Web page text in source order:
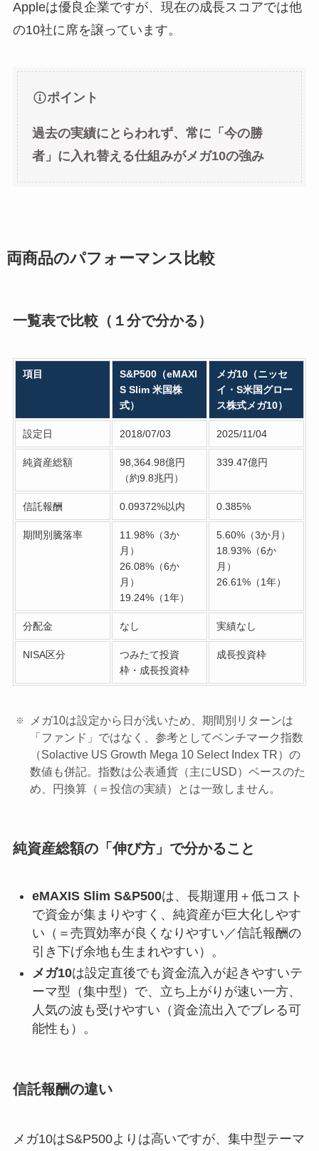
Appleは優良企業ですが、現在の成長スコアでは他
の10社に席を譲っています。
ポイント
過去の実績にとらわれず、常に「今の勝
者」に入れ替える仕組みがメガ10の強み
両商品のパフォーマンス比較
一覧表で比較（１分で分かる）
項目
S&P500（eMAXI
S Slim 米国株
式）
メガ10（ニッセ
イ・S米国グロー
ス株式メガ10）
設定日 2018/07/03 2025/11/04
純資産総額
98,364.98億円
（約9.8兆円）
339.47億円
信託報酬 0.09372%以内 0.385%
期間別騰落率
11.98%（3か
月）
26.08%（6か
月）
19.24%（1年）
5.60%（3か月）
18.93%（6か
月）
26.61%（1年）
分配金 なし 実績なし
NISA区分
つみたて投資
枠・成長投資枠
成長投資枠
メガ10は設定から日が浅いため、期間別リターンは
「ファンド」ではなく、参考としてベンチマーク指数
（Solactive US Growth Mega 10 Select Index TR）の
数値も併記。指数は公表通貨（主にUSD）ベースのた
め、円換算（＝投信の実績）とは一致しません。
純資産総額の「伸び方」で分かること
eMAXIS Slim S&P500は、長期運用＋低コスト
で資金が集まりやすく、純資産が巨大化しやす
い（＝売買効率が良くなりやすい／信託報酬の
引き下げ余地も生まれやすい）。
メガ10は設定直後でも資金流入が起きやすいテ
ーマ型（集中型）で、立ち上がりが速い一方、
人気の波も受けやすい（資金流出入でブレる可
能性も）。
信託報酬の違い
メガ10はS&P500よりは高いですが、集中型テーマ